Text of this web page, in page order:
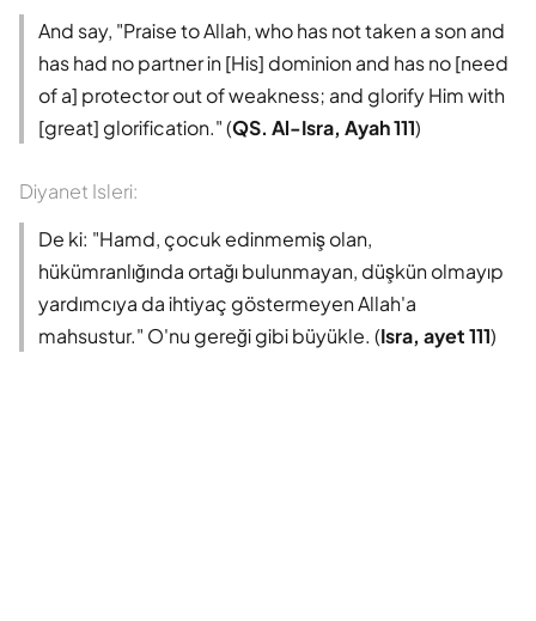
And say, "Praise to Allah, who has not taken a son and
has had no partner in [His] dominion and has no [need
of a] protector out of weakness; and glorify Him with
[great] glorification." (QS. Al-Isra, Ayah 111)
Diyanet Isleri:
De ki: "Hamd, çocuk edinmemiş olan,
hükümranlığında ortağı bulunmayan, düşkün olmayıp
yardımcıya da ihtiyaç göstermeyen Allah'a
mahsustur." O'nu gereği gibi büyükle. (Isra, ayet 111)